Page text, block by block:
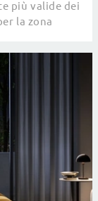
più valide dei
la zona